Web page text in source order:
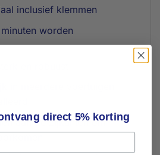
inclusief klemmen
worden
aan de zijkanten om
direct 5% korting